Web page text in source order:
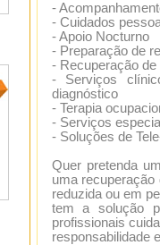
-
- Cuidados
- Apoio Nocturno
- Preparação de
- Recuperação
- Serviços
diagnóstico
- Terapia
- Serviços
- Soluções de
Quer pretenda
uma
reduzida ou em
tem a solução
profissionais
responsabilidade